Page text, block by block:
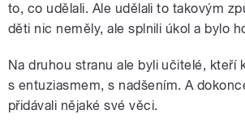
to, co udělali. Ale udělali to takovým
děti nic neměly, ale splnili úkol a bylo
Na druhou stranu ale byli učitelé, kteří
s entuziasmem, s nadšením. A
přidávali nějaké své věci.